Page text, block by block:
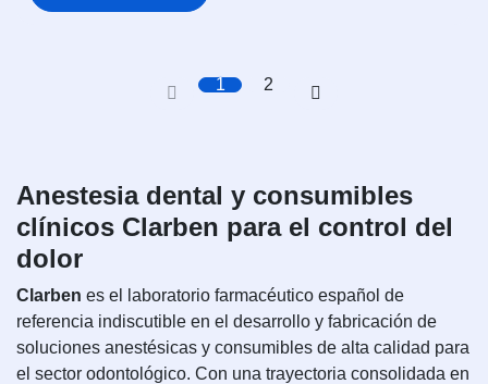
1 2
Anestesia dental y consumibles
clínicos Clarben para el control del
dolor
Clarben es el laboratorio farmacéutico español de
referencia indiscutible en el desarrollo y fabricación de
soluciones anestésicas y consumibles de alta calidad para
el sector odontológico. Con una trayectoria consolidada en